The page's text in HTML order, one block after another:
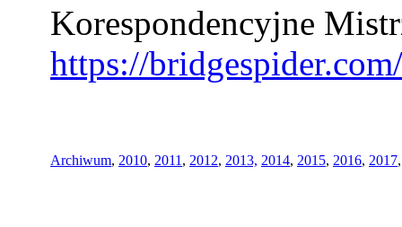
Korespondencyjne
https://
Archiwum, 2010, 2011 , 2012, 2013, 2014, 2015, 2016, 2017